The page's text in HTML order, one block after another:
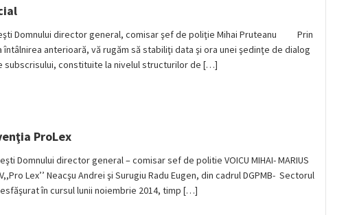
Domnului director general, comisar şef de poliţie Mihai Pruteanu Prin
anterioară, vă rugăm să stabiliţi data şi ora unei şedinţe de dialog
subscrisului, constituite la nivelul structurilor de […]
ProLex
Domnului director general – comisar sef de politie VOICU MIHAI- MARIUS
Lex’’ Neacşu Andrei şi Surugiu Radu Eugen, din cadrul DGPMB- Sectorul
în cursul lunii noiembrie 2014, timp […]